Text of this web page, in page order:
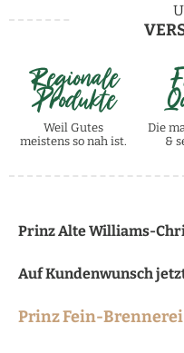
Regionale
Produkte
Weil Gutes
meistens so nah ist.
Die
&
Prinz Alte Williams-
Auf Kundenwunsch
Prinz Fein-Brennerei